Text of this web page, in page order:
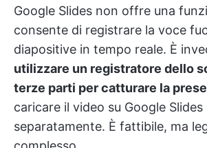
Google Slides non offre una
consente di registrare la voce
diapositive in tempo reale. È
utilizzare un registratore dello
terze parti per catturare la
caricare il video su Google Slides
separatamente. È fattibile, ma